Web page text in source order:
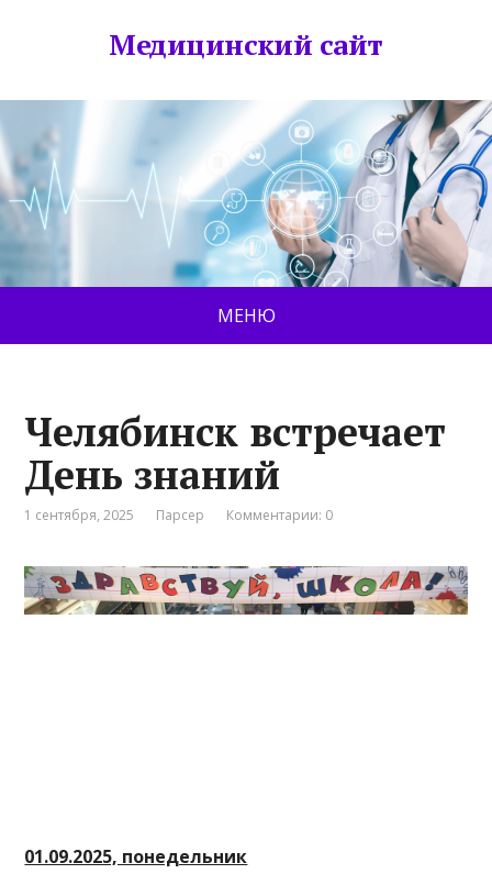
Медицинский сайт
МЕНЮ
Челябинск встречает
День знаний
1 сентября, 2025 Парсер Комментарии: 0
01.09.2025, понедельник